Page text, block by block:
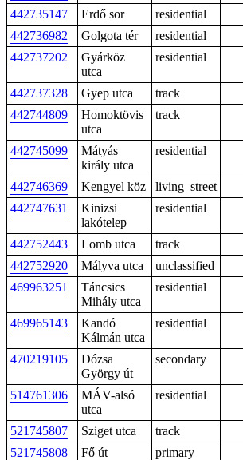
442735147
Erdő sor
residential
442736982
Golgota tér
residential
442737202
Gyárköz
utca
residential
442737328 Gyep utca
track
442744809
Homoktövis
utca
track
442745099
Mátyás
király utca
residential
442746369 Kengyel köz living_street
442747631
Kinizsi
lakótelep
residential
442752443 Lomb utca
track
442752920
Mályva utca
unclassified
469963251
Táncsics
Mihály utca
residential
469965143
Kandó
Kálmán utca
residential
470219105
Dózsa
György út
secondary
514761306
MÁV-alsó
utca
residential
521745807 Sziget utca track
521745808
Fő út primary